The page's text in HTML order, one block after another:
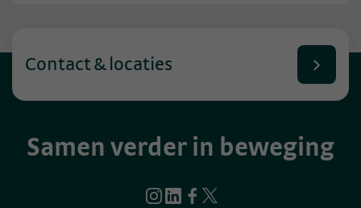
Samen verder in beweging
Contact & locaties